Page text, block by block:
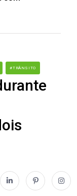
#TRÂNSITO